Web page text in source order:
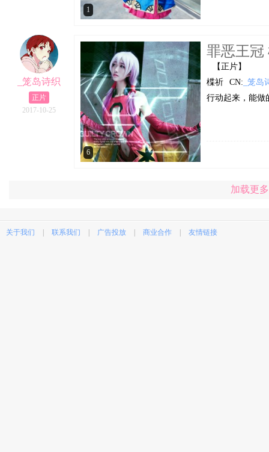
1
_笼岛诗织
正片
2017-10-25
6
罪恶王冠
【正片】
楪祈
CN: _笼岛
行动起来，能做
加载更
关于我们 联系我们 广告投放 商业合作 友情链接